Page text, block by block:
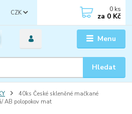
Menu
CZK
Hledat
0 ks
za 0 Kč
40ks České skleněné mačkané
AB polopokov mat